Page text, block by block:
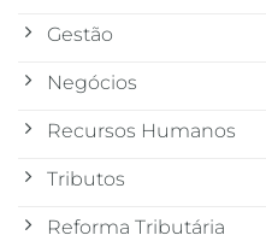
Gestão
Negócios
Recursos Humanos
Tributos
Reforma Tributária